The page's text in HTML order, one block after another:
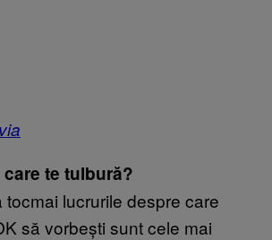
via
te tulbură?
tocmai lucrurile despre care
să vorbești sunt cele mai